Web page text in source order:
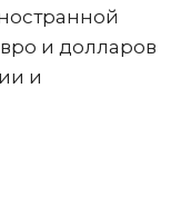
и долларов
и